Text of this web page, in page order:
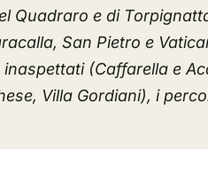
Quadraro e di
San Pietro e
(Caffarella e
Villa Gordiani), i